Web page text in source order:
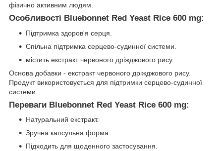
фізично активним людям.
Особливості Bluebonnet Red Yeast Rice 600 mg:
Підтримка здоров'я серця.
Спільна підтримка серцево-судинної системи.
містить екстракт червоного дріжджового рису.
Основа добавки - екстракт червоного дріжджового рису.
Продукт використовується для підтримки серцево-судинної
системи.
Переваги Bluebonnet Red Yeast Rice 600 mg:
Натуральний екстракт.
Зручна капсульна форма.
Підходить для щоденного застосування.